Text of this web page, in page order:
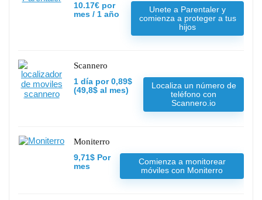
10.17€ por
mes / 1 año
Unete a Parentaler y
comienza a proteger a tus
hijos
Scannero
1 día por 0,89$
(49,8$ al mes)
Localiza un número de
teléfono con
Scannero.io
Moniterro
9,71$ Por
mes
Comienza a monitorear
móviles con Moniterro